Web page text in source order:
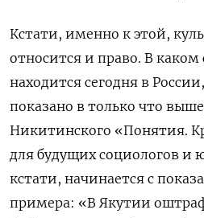
Кстати, именно к этой,
относится и право. В каком
находится сегодня в
показано в только что
Никитинского «Понятия.
для будущих социологов и
кстати, начинается с
примера: «В Якутии